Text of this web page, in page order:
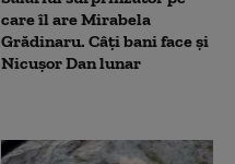
care îl are Mirabela
Grădinaru. Câţi bani face şi
Nicuşor Dan lunar